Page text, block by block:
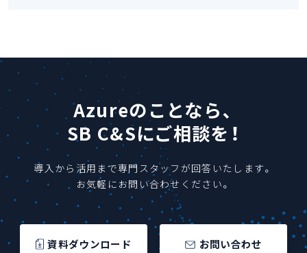
Azureのことなら、
SB C&Sにご相談を！
導入から活用まで専門スタッフが回答いたします。
お気軽にお問い合わせください。
資料ダウンロード お問い合わせ